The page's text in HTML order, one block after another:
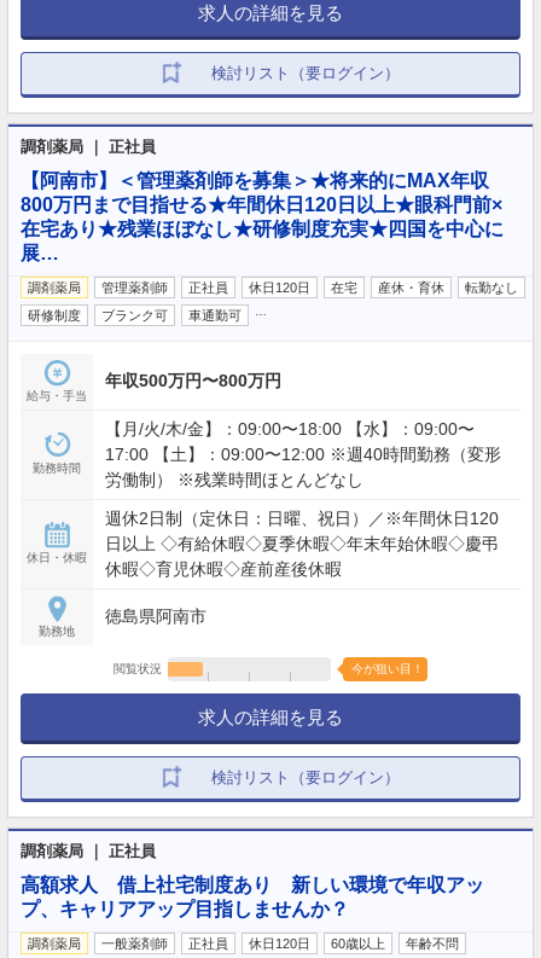
求人の詳細を見る
検討リスト（要ログイン）
調剤薬局 ｜ 正社員
【阿南市】＜管理薬剤師を募集＞★将来的にMAX年収
800万円まで目指せる★年間休日120日以上★眼科門前×
在宅あり★残業ほぼなし★研修制度充実★四国を中心に
展…
調剤薬局 管理薬剤師 正社員 休日120日 在宅 産休・育休
転勤なし
研修制度
ブランク可 車通勤可
給与・手当
年収500万円〜800万円
勤務時間
【月/火/木/金】：09:00〜18:00 【水】：09:00〜
17:00 【土】：09:00〜12:00 ※週40時間勤務（変形
労働制） ※残業時間ほとんどなし
休日・休暇
週休2日制（定休日：日曜、祝日）／※年間休日120
日以上 ◇有給休暇◇夏季休暇◇年末年始休暇◇慶弔
休暇◇育児休暇◇産前産後休暇
勤務地
徳島県阿南市
閲覧状況 今が狙い目！
求人の詳細を見る
検討リスト（要ログイン）
調剤薬局 ｜ 正社員
高額求人 借上社宅制度あり 新しい環境で年収アッ
プ、キャリアアップ目指しませんか？
調剤薬局 一般薬剤師 正社員 休日120日 60歳以上
年齢不問